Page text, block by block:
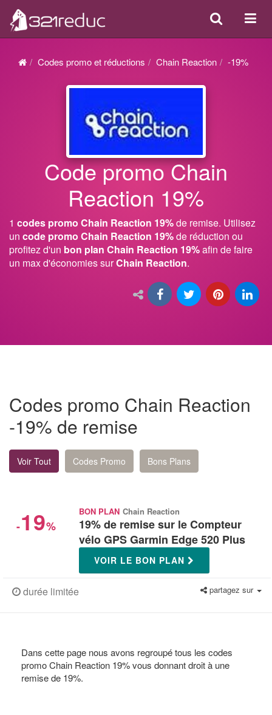
ou
Search
Codes promo et réductions Chain Reaction -19%
Code promo Chain
Reaction 19%
1 codes promo Chain Reaction 19%de remise. Utilisez
un code promo Chain Reaction 19%de réduction ou
profitez d'un bon plan Chain Reaction 19%afin de faire
un max d'économies surChain Reaction.
Codes promo Chain Reaction
-19% de remise
Voir Tout Codes Promo Bons Plans
-19%
BON PLAN Chain Reaction
19% de remise sur le Compteur
vélo GPS Garmin Edge 520 Plus
VOIR LE BON PLAN
durée limitée partagez sur
Dans cette page nous avons regroupé tous les codes
promo Chain Reaction 19% vous donnant droit à une
remise de 19%.